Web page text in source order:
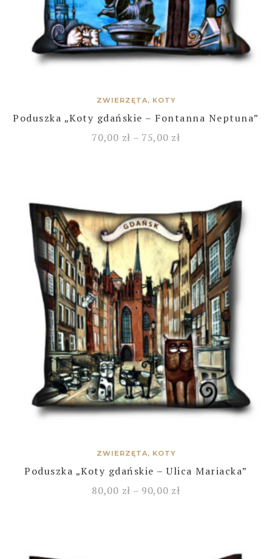
ZWIERZĘTA, KOTY
Poduszka „Koty gdańskie – Fontanna Neptuna”
70,00 zł – 75,00 zł
ZWIERZĘTA, KOTY
Poduszka „Koty gdańskie – Ulica Mariacka”
80,00 zł – 90,00 zł